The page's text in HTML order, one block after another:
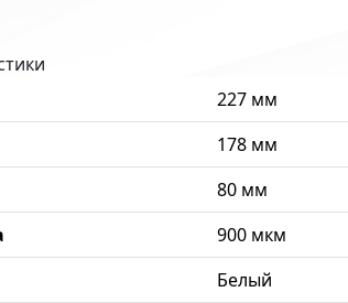
227 мм
178 мм
80 мм
900 мкм
Белый